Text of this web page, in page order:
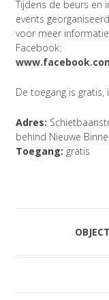
Tijdens de beurs en
events
voor meer
Facebook:
De toegang is gratis,
Adres:
behind Nieuwe
Toegang: gratis